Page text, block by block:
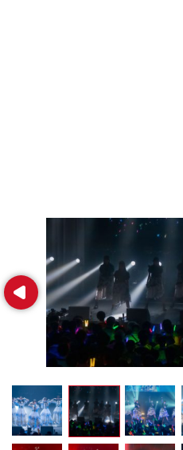
Prev